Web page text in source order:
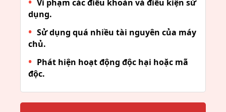
Vi phạm các điều khoản và điều kiện sử
dụng.
Sử dụng quá nhiều tài nguyên của máy
chủ.
Phát hiện hoạt động độc hại hoặc mã
độc.